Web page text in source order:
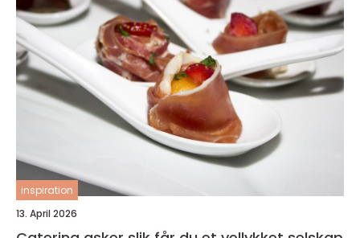
inspiration
13. April 2026